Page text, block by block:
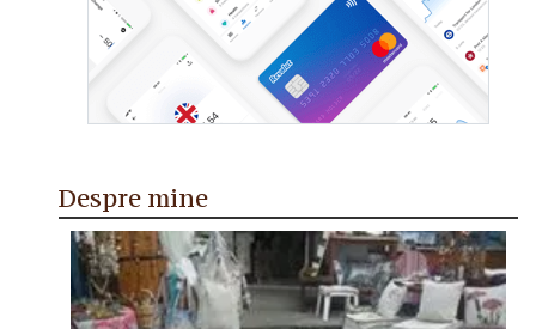
Despre mine